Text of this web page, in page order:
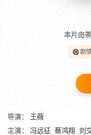
本片由
剧
导演：
王薇
主演：
冯远征 蔡鸿翔 刘